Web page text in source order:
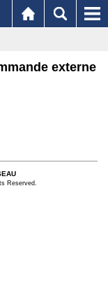
externe
Reserved.